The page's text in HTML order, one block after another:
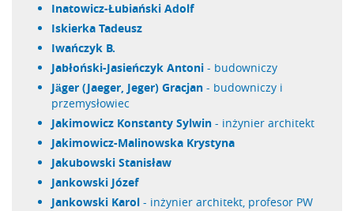
Inatowicz-Łubiański Adolf
Iskierka Tadeusz
Iwańczyk B.
Jabłoński-Jasieńczyk Antoni - budowniczy
Jäger (Jaeger, Jeger) Gracjan - budowniczy i
przemysłowiec
Jakimowicz Konstanty Sylwin - inżynier architekt
Jakimowicz-Malinowska Krystyna
Jakubowski Stanisław
Jankowski Józef
Jankowski Karol - inżynier architekt, profesor PW